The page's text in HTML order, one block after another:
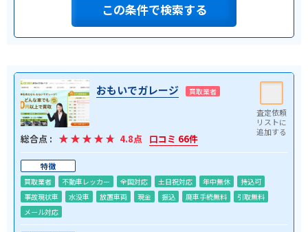
この条件で検索する
おもいでガレージ 買取業者
総合点 : 4.8点 口コミ 66件
特徴
買取業者 不動車レッカー 全国対応 土日祝対応 年中無休
持込可
事故現状車
水没車 放置車両 現金 振込 廃車手続無料
引取無料
メール対応